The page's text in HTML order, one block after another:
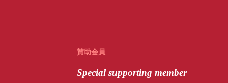
賛助会員
Specialsupporting member